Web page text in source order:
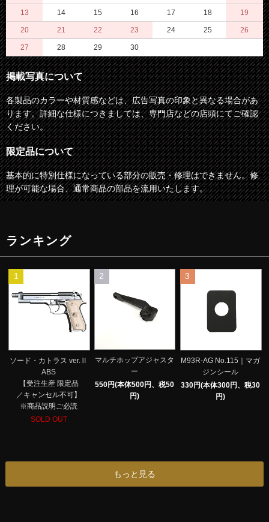
13 14 15 16 17 18 19
20 21 22 23 24 25 26
27 28 29 30
掲載写真について
各製品のカラーや材質感などは、広告写真の印象と異なる場合があ
ります。詳細な仕様につきましては、専門店などの店頭にてご確認
ください。
限定品について
基本的に特別仕様になっている部分の販売・修理はできません。修
理が可能な場合、通常商品の部品を流用いたします。
ランキング
1
ソード・カトラス ver.Ⅱ
ABS
【受注生産 限定品
／キャンセル不可】
※商品説明ご必読
SOLD OUT
2
マルチホップアジャスタ
ー
550円(本体500円、税50
円)
3
M93R-AG No.115｜マガ
ジンシール
330円(本体300円、税30
円)
もっと見る